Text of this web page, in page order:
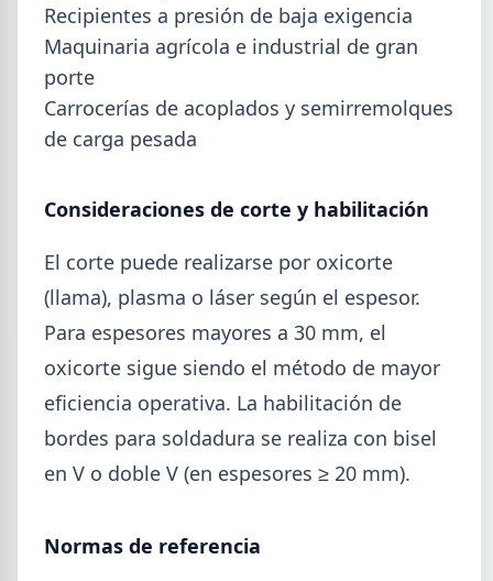
2026
Agosto (4)
Julio (9)
Junio (19)
Mayo (15)
Marzo (6)
Enero (2)
2025
VER TODO
Cheques rechazados en alza: la cadena de pagos metalúrgica
Paritaria UOM agosto 2026: sin acuerdo, siguen vigentes los
valores de abril
Día de la Siderurgia: cómo llega el sector al aniversario 78 del
legado de Savio
San Isidro
Informe ADIMRA junio 2026: la producción metalúrgica cayó
Producción Mundial de Acero – Junio 2026
Recipientes a presión de baja exigencia
Maquinaria agrícola e industrial de gran
porte
Carrocerías de acoplados y semirremolques
de carga pesada
Consideraciones de corte y habilitación
El corte puede realizarse por oxicorte
(llama), plasma o láser según el espesor.
Para espesores mayores a 30 mm, el
oxicorte sigue siendo el método de mayor
eficiencia operativa. La habilitación de
bordes para soldadura se realiza con bisel
en V o doble V (en espesores ≥ 20 mm).
Normas de referencia